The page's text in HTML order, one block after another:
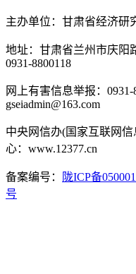
主办单位：甘肃省经济研
地址：甘肃省兰州市庆阳
0931-8800118
网上有害信息举报：0931-
gseiadmin@163.com
中央网信办(国家互联网
心：www.12377.cn
备案编号： 陇ICP备
号